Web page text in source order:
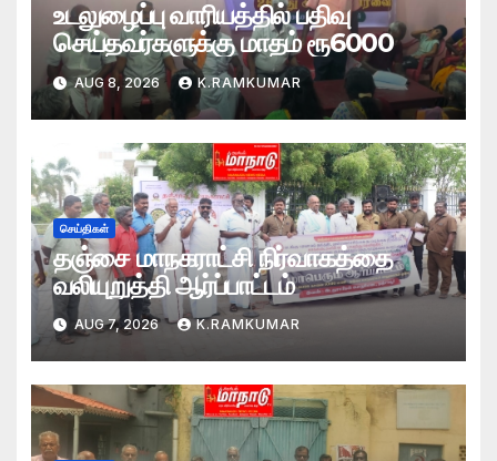
உடலுழைப்பு வாரியத்தில் பதிவு
செய்தவர்களுக்கு மாதம் ரூ6000
AUG 8, 2026 K.RAMKUMAR
செய்திகள்
தஞ்சை மாநகராட்சி நிர்வாகத்தை
வலியுறுத்தி ஆர்ப்பாட்டம்
AUG 7, 2026 K.RAMKUMAR